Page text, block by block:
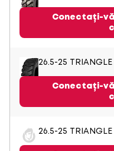
Conectați-vă
26.5-25
Conectați-vă
26.5-25